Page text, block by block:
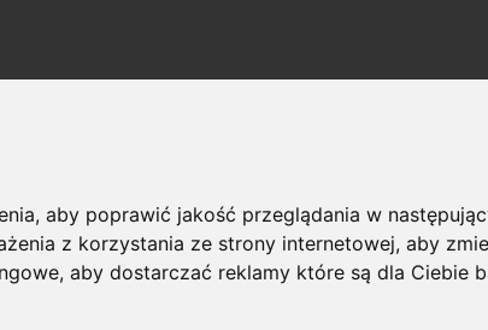
aby poprawić jakość przeglądania w
z korzystania ze strony internetowej,aby
,aby dostarczać reklamy które są dla Ciebie